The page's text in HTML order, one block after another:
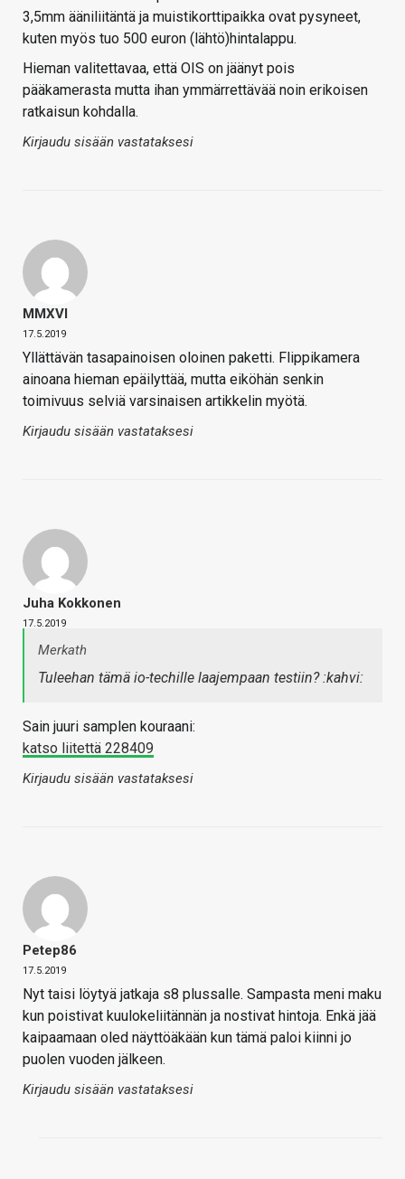
3,5mm ääniliitäntä ja muistikorttipaikka ovat pysyneet,
kuten myös tuo 500 euron (lähtö)hintalappu.
Hieman valitettavaa, että OIS on jäänyt pois
pääkamerasta mutta ihan ymmärrettävää noin erikoisen
ratkaisun kohdalla.
Kirjaudu sisään vastataksesi
MMXVI
17.5.2019
Yllättävän tasapainoisen oloinen paketti. Flippikamera
ainoana hieman epäilyttää, mutta eiköhän senkin
toimivuus selviä varsinaisen artikkelin myötä.
Kirjaudu sisään vastataksesi
Juha Kokkonen
17.5.2019
Merkath
Tuleehan tämä io-techille laajempaan testiin? :kahvi:
Sain juuri samplen kouraani:
katso liitettä 228409
Kirjaudu sisään vastataksesi
Petep86
17.5.2019
Nyt taisi löytyä jatkaja s8 plussalle. Sampasta meni maku
kun poistivat kuulokeliitännän ja nostivat hintoja. Enkä jää
kaipaamaan oled näyttöäkään kun tämä paloi kiinni jo
puolen vuoden jälkeen.
Kirjaudu sisään vastataksesi